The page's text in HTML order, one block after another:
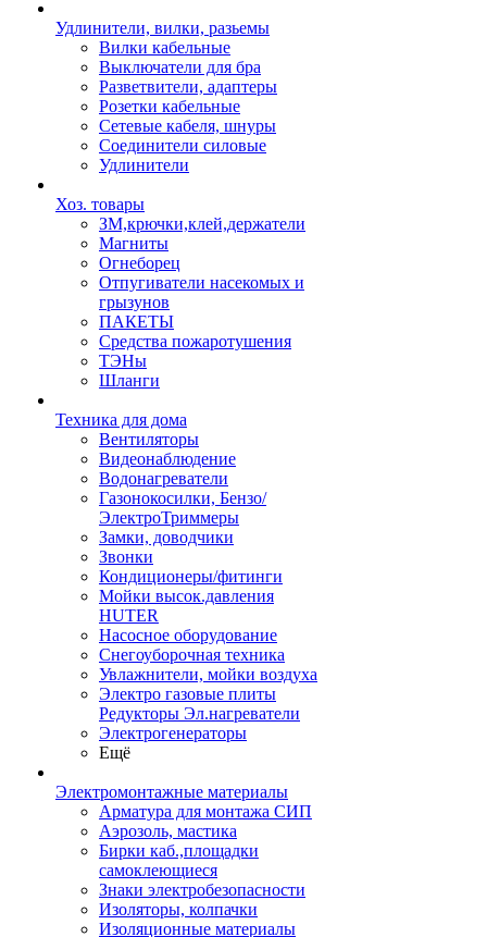
Удлинители, вилки, разьемы
Вилки кабельные
Выключатели для бра
Разветвители, адаптеры
Розетки кабельные
Сетевые кабеля, шнуры
Соединители силовые
Удлинители
Хоз. товары
ЗМ,крючки,клей,держатели
Магниты
Огнеборец
Отпугиватели насекомых и
грызунов
ПАКЕТЫ
Средства пожаротушения
ТЭНы
Шланги
Техника для дома
Вентиляторы
Видеонаблюдение
Водонагреватели
Газонокосилки, Бензо/
ЭлектроТриммеры
Замки, доводчики
Звонки
Кондиционеры/фитинги
Мойки высок.давления
HUTER
Насосное оборудование
Снегоуборочная техника
Увлажнители, мойки воздуха
Электро газовые плиты
Редукторы Эл.нагреватели
Электрогенераторы
Ещё
Электромонтажные материалы
Арматура для монтажа СИП
Аэрозоль, мастика
Бирки каб.,площадки
самоклеющиеся
Знаки электробезопасности
Изоляторы, колпачки
Изоляционные материалы